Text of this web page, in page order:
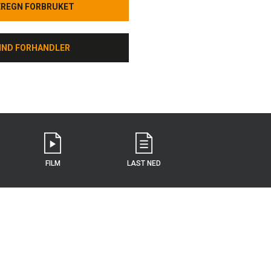
FORBRUKET
FORBRUKET
FORHANDLER
FORHANDLER
FILM LAST NED